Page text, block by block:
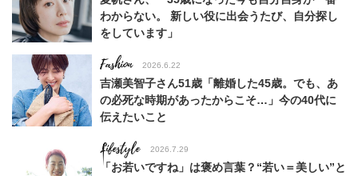
わからない。 新しい役に出会うたび、自分探し
をしています」
Fashion 2026.6.22
吉瀬美智子さん51歳「離婚した45歳。でも、あ
の必死な時期があったからこそ…」今の40代に
伝えたいこと
Lifestyle 2026.7.29
「お若いですね」は褒め言葉？“若い＝美しい”と